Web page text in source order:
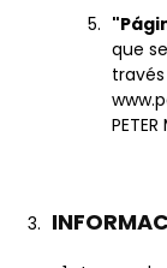
que
través